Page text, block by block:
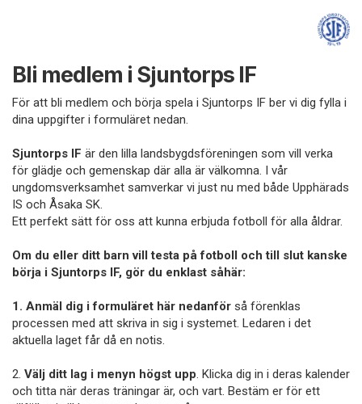
Bli medlem i Sjuntorps IF
För att bli medlem och börja spela i Sjuntorps IF ber vi dig fylla i
dina uppgifter i formuläret nedan.
Sjuntorps IF är den lilla landsbygdsföreningen som vill verka
för glädje och gemenskap där alla är välkomna. I vår
ungdomsverksamhet samverkar vi just nu med både Upphärads
IS och Åsaka SK.
Ett perfekt sätt för oss att kunna erbjuda fotboll för alla åldrar.
Om du eller ditt barn vill testa på fotboll och till slut kanske
börja i Sjuntorps IF, gör du enklast såhär:
1. Anmäl dig i formuläret här nedanför så förenklas
processen med att skriva in sig i systemet. Ledaren i det
aktuella laget får då en notis.
2. Välj ditt lag i menyn högst upp. Klicka dig in i deras kalender
och titta när deras träningar är, och vart. Bestäm er för ett